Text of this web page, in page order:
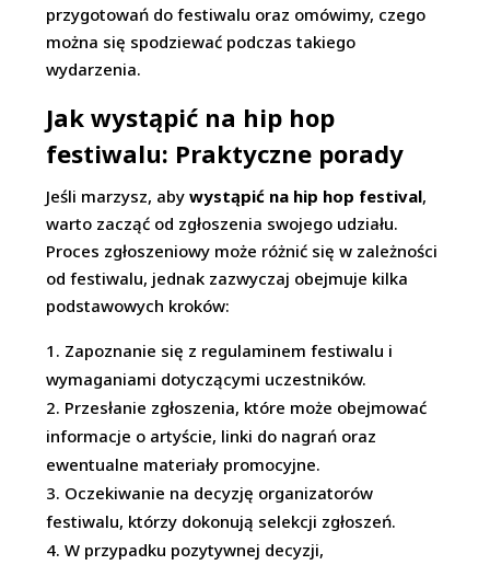
przygotowań do festiwalu oraz omówimy, czego
można się spodziewać podczas takiego
wydarzenia.
Jak wystąpić na hip hop
festiwalu: Praktyczne porady
Jeśli marzysz, abywystąpić na hip hop festival,
warto zacząć od zgłoszenia swojego udziału.
Proces zgłoszeniowy może różnić się w zależności
od festiwalu, jednak zazwyczaj obejmuje kilka
podstawowych kroków:
Zapoznanie się z regulaminem festiwalu i
wymaganiami dotyczącymi uczestników.
Przesłanie zgłoszenia, które może obejmować
informacje o artyście, linki do nagrań oraz
ewentualne materiały promocyjne.
Oczekiwanie na decyzję organizatorów
festiwalu, którzy dokonują selekcji zgłoszeń.
W przypadku pozytywnej decyzji,